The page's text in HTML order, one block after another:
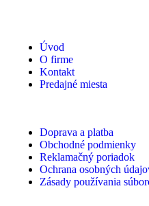
Úvod
O firme
Kontakt
Predajné miesta
Doprava a platba
Obchodné podmienky
Reklamačný poriadok
Ochrana osobných
Zásady používania